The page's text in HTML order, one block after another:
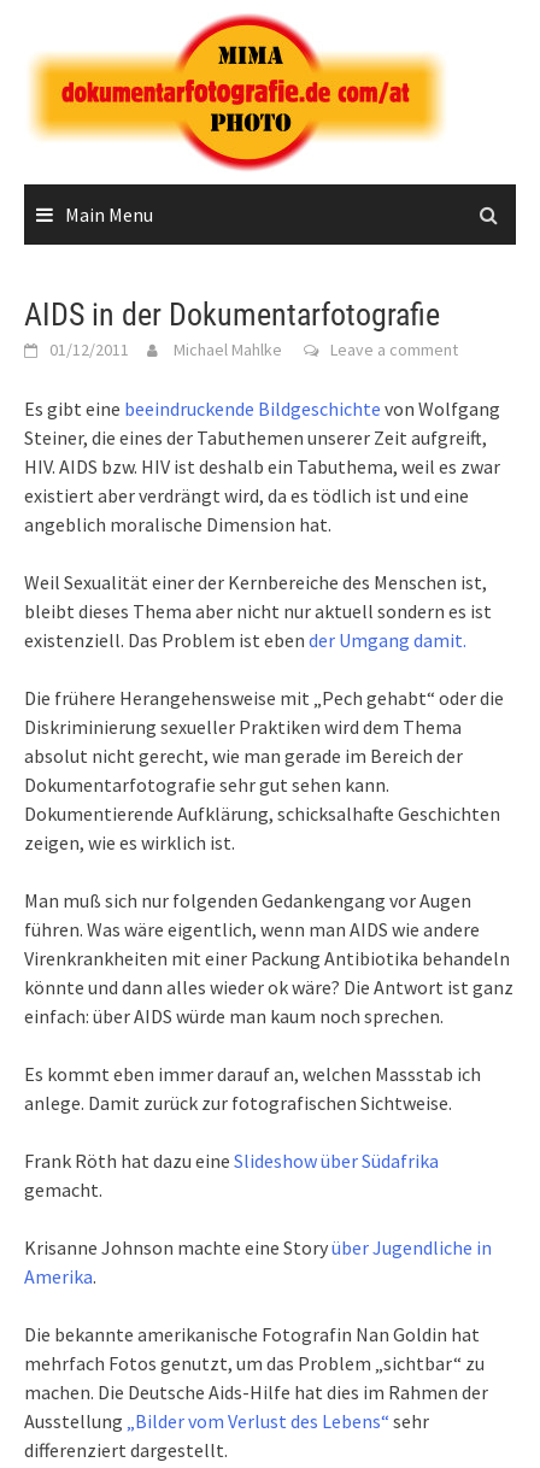
content
Main Menu
AIDS in der Dokumentarfotografie
01/12/2011 Michael Mahlke Leave a comment
Es gibt eine beeindruckende Bildgeschichte von Wolfgang
Steiner, die eines der Tabuthemen unserer Zeit aufgreift,
HIV. AIDS bzw. HIV ist deshalb ein Tabuthema, weil es zwar
existiert aber verdrängt wird, da es tödlich ist und eine
angeblich moralische Dimension hat.
Weil Sexualität einer der Kernbereiche des Menschen ist,
bleibt dieses Thema aber nicht nur aktuell sondern es ist
existenziell. Das Problem ist eben der Umgang damit.
Die frühere Herangehensweise mit „Pech gehabt“ oder die
Diskriminierung sexueller Praktiken wird dem Thema
absolut nicht gerecht, wie man gerade im Bereich der
Dokumentarfotografie sehr gut sehen kann.
Dokumentierende Aufklärung, schicksalhafte Geschichten
zeigen, wie es wirklich ist.
Man muß sich nur folgenden Gedankengang vor Augen
führen. Was wäre eigentlich, wenn man AIDS wie andere
Virenkrankheiten mit einer Packung Antibiotika behandeln
könnte und dann alles wieder ok wäre? Die Antwort ist ganz
einfach: über AIDS würde man kaum noch sprechen.
Es kommt eben immer darauf an, welchen Massstab ich
anlege. Damit zurück zur fotografischen Sichtweise.
Frank Röth hat dazu eine Slideshow über Südafrika
gemacht.
Krisanne Johnson machte eine Storyüber Jugendliche in
Amerika.
Die bekannte amerikanische Fotografin Nan Goldin hat
mehrfach Fotos genutzt, um das Problem „sichtbar“ zu
machen. Die Deutsche Aids-Hilfe hat dies im Rahmen der
Ausstellung „Bilder vom Verlust des Lebens“ sehr
differenziert dargestellt.